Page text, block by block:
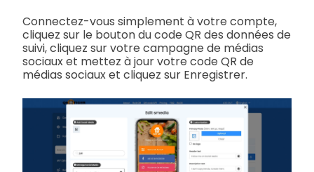
Connectez-vous simplement à votre compte,
cliquez sur le bouton du code QR des données de
suivi, cliquez sur votre campagne de médias
sociaux et mettez à jour votre code QR de
médias sociaux et cliquez sur Enregistrer.